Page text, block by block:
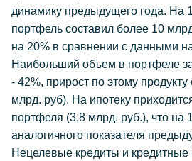
динамику предыдущего года. На
портфель составил более 10
на 20% в сравнении с данными
Наибольший объем в портфеле
- 42%, прирост по этому
млрд. руб). На ипотеку
портфеля (3,8 млрд. руб.), что на
аналогичного показателя
Нецелевые кредиты и кредитные